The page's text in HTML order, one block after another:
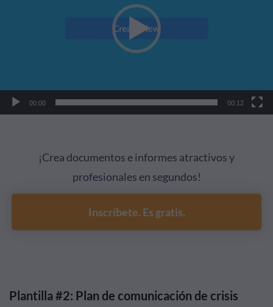
00:00 00:12
¡Crea documentos e informes atractivos y
profesionales en segundos!
Inscríbete. Es gratis.
Plantilla #2: Plan de comunicación de crisis